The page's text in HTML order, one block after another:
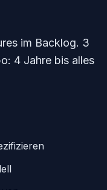
im Backlog. 3
4 Jahre bis alles